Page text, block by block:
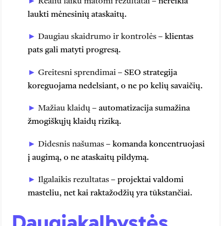
laukti mėnesinių ataskaitų.
Daugiau skaidrumo ir kontrolės – klientas
pats gali matyti progresą.
Greitesni sprendimai – SEO strategija
koreguojama nedelsiant, o ne po kelių savaičių.
Mažiau klaidų – automatizacija sumažina
žmogiškųjų klaidų riziką.
Didesnis našumas – komanda koncentruojasi
į augimą, o ne ataskaitų pildymą.
Ilgalaikis rezultatas – projektai valdomi
masteliu, net kai raktažodžių yra tūkstančiai.